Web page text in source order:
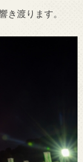
き渡ります。